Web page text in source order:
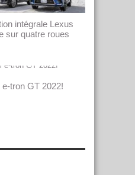
intégrale Lexus
sur quatre roues
tron GT 2022!